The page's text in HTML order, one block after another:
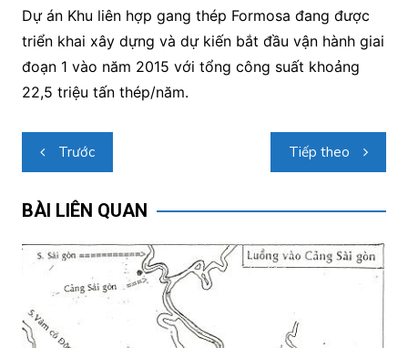
Dự án Khu liên hợp gang thép Formosa đang được
triển khai xây dựng và dự kiến bắt đầu vận hành giai
đoạn 1 vào năm 2015 với tổng công suất khoảng
22,5 triệu tấn thép/năm.
Điều
hướng
bài
Trước Tiếp theo
BÀI LIÊN QUAN